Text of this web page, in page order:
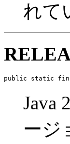
れて
public static
Java
ージ